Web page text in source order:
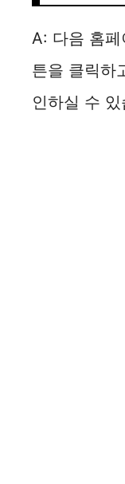
A: 다음 홈페
튼을 클릭하
인하실 수 있